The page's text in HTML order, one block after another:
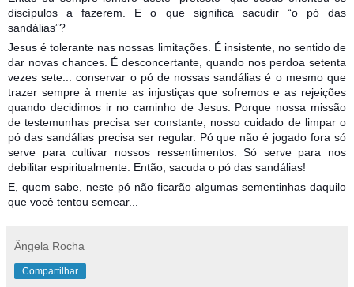
discípulos a fazerem. E o que significa sacudir “o pó das
sandálias”?
Jesus é tolerante nas nossas limitações. É insistente, no sentido de
dar novas chances. É desconcertante, quando nos perdoa setenta
vezes sete... conservar o pó de nossas sandálias é o mesmo que
trazer sempre à mente as injustiças que sofremos e as rejeições
quando decidimos ir no caminho de Jesus. Porque nossa missão
de testemunhas precisa ser constante, nosso cuidado de limpar o
pó das sandálias precisa ser regular. Pó que não é jogado fora só
serve para cultivar nossos ressentimentos. Só serve para nos
debilitar espiritualmente. Então, sacuda o pó das sandálias!
E, quem sabe, neste pó não ficarão algumas sementinhas daquilo
que você tentou semear...
Ângela Rocha
Compartilhar